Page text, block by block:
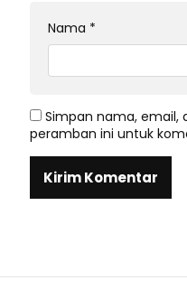
Nama *
Simpan nama, email,
peramban ini untuk